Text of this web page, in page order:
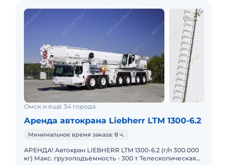
Омск и ещё 34 города
Аренда автокрана Liebherr LTM 1300-6.2
Минимальное время заказа: 8 ч.
АРЕНДА! Автокран LIEBHERR LTM 1300-6.2 (г/п 300.000
кг) Макс. грузоподъёмность - 300 т Телескопическая